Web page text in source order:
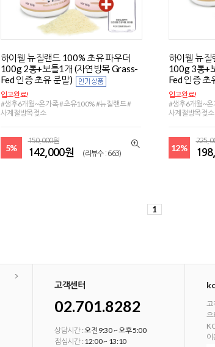
하이웰 뉴질랜드 100% 초유 파우더
100g 2통+보틀1개 (자연방목 Grass-
Fed 인증 초유 분말)
입고완료!
#생후6개월~온가족 #초유100% #뉴질랜드 #
사계절방목젖소
5%
150,000원
142,000원 (리뷰수 : 663)
하이웰 뉴
100g 3통+
Fed 인증 초
입고완료!
#생후6개월~
사계절방목젖소
12%
1
고객센터
02.701.8282
상담시간 :오전 9:30 ~ 오후 5:00
점심시간 : 12:00 ~ 13:10
고
으
이